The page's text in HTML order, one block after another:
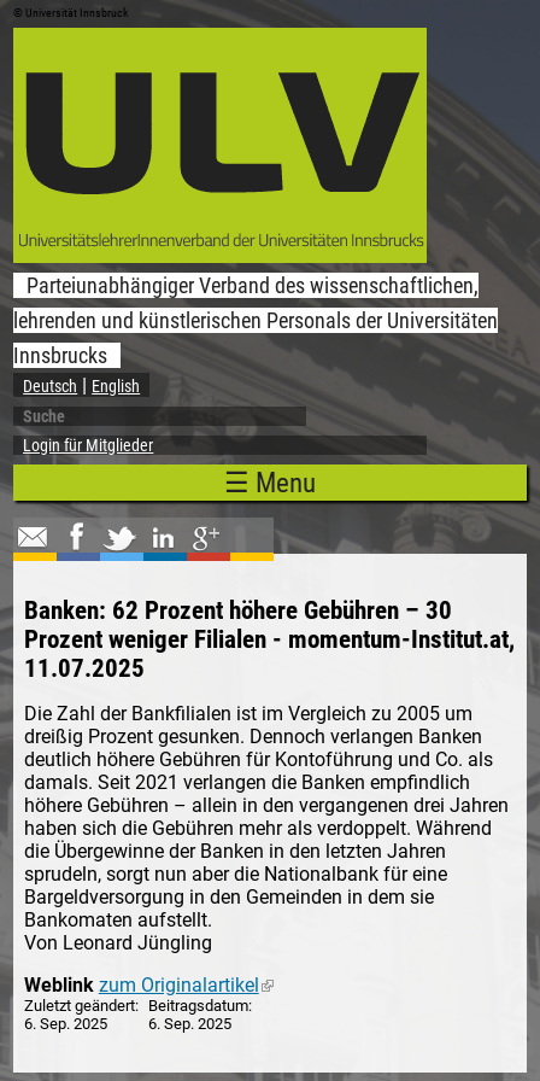
Direkt zum Inhalt
© Universität Innsbruck
Parteiunabhängiger Verband des wissenschaftlichen,
lehrenden und künstlerischen Personals der Universitäten
Innsbrucks
Deutsch English
Suchformular
Suche
Login für Mitglieder
☰ Menu
Banken: 62 Prozent höhere Gebühren – 30
Prozent weniger Filialen - momentum-Institut.at,
11.07.2025
Die Zahl der Bankfilialen ist im Vergleich zu 2005 um
dreißig Prozent gesunken. Dennoch verlangen Banken
deutlich höhere Gebühren für Kontoführung und Co. als
damals. Seit 2021 verlangen die Banken empfindlich
höhere Gebühren – allein in den vergangenen drei Jahren
haben sich die Gebühren mehr als verdoppelt. Während
die Übergewinne der Banken in den letzten Jahren
sprudeln, sorgt nun aber die Nationalbank für eine
Bargeldversorgung in den Gemeinden in dem sie
Bankomaten aufstellt.
Von Leonard Jüngling
Weblink zum Originalartikel(link is external)
Zuletzt geändert
6. Sep. 2025
Beitragsdatum
6. Sep. 2025